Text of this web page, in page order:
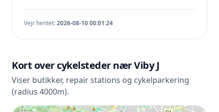
Vejr hentet:2026-08-10 00:01:24
Kort over cykelsteder nær Viby J
Viser butikker, repair stations og cykelparkering
(radius 4000m).